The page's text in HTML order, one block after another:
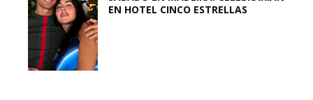
EN HOTEL CINCO ESTRELLAS